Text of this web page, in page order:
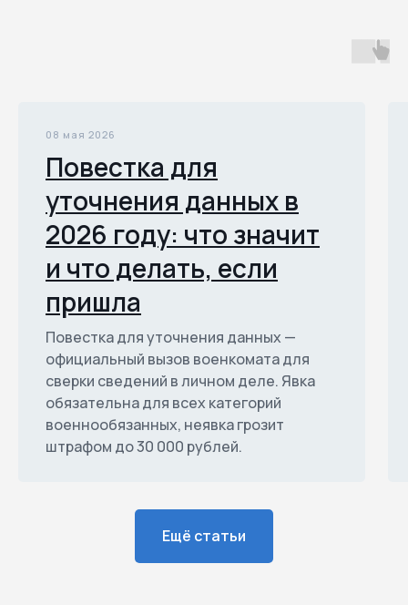
08 мая 2026
Повестка для
уточнения данных в
2026 году: что значит
и что делать, если
пришла
Повестка для уточнения данных —
официальный вызов военкомата для
сверки сведений в личном деле. Явка
обязательна для всех категорий
военнообязанных, неявка грозит
штрафом до 30 000 рублей.
Ещё статьи